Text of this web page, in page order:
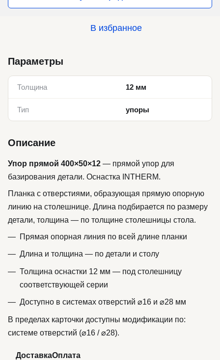
В избранное
Параметры
Толщина 12 мм
Тип упоры
Описание
Упор прямой 400×50×12 — прямой упор для
базирования детали. Оснастка INTHERM.
Планка с отверстиями, образующая прямую опорную
линию на столешнице. Длина подбирается по размеру
детали, толщина — по толщине столешницы стола.
Прямая опорная линия по всей длине планки
Длина и толщина — по детали и столу
Толщина оснастки 12 мм — под столешницу
соответствующей серии
Доступно в системах отверстий ⌀16 и ⌀28 мм
В пределах карточки доступны модификации по:
системе отверстий (⌀16 / ⌀28).
ДоставкаОплата